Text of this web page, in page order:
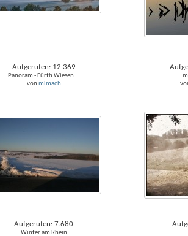
Aufgerufen: 12.369
Panoram - Fürth Wiesen...
von mimach
Aufgerufen: 7.680
Winter am Rhein